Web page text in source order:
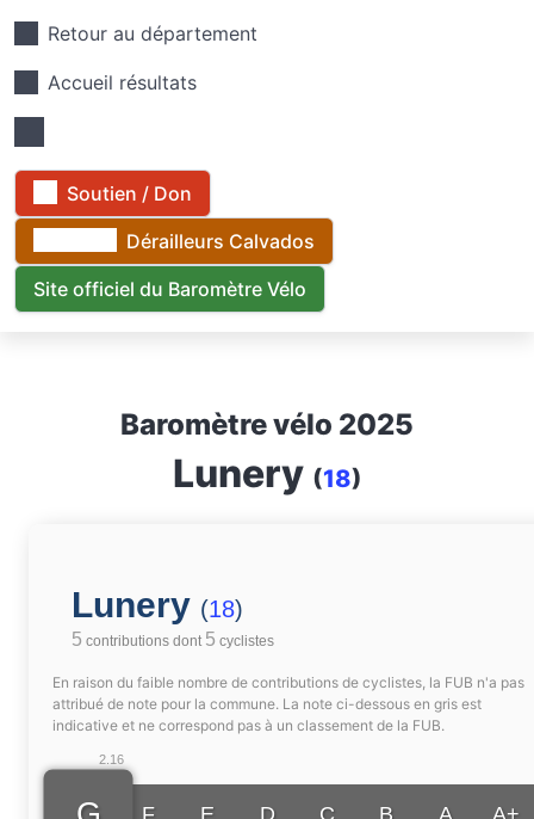
Retour au département
Accueil résultats
Soutien / Don
Dérailleurs Calvados
Site officiel du Baromètre Vélo
Baromètre vélo 2025
Lunery (18)
Lunery (18)
5 contributions dont 5 cyclistes
En raison du faible nombre de contributions de cyclistes, la FUB n'a pas
attribué de note pour la commune. La note ci-dessous en gris est
indicative et ne correspond pas à un classement de la FUB.
2.16
F E D C B A A+